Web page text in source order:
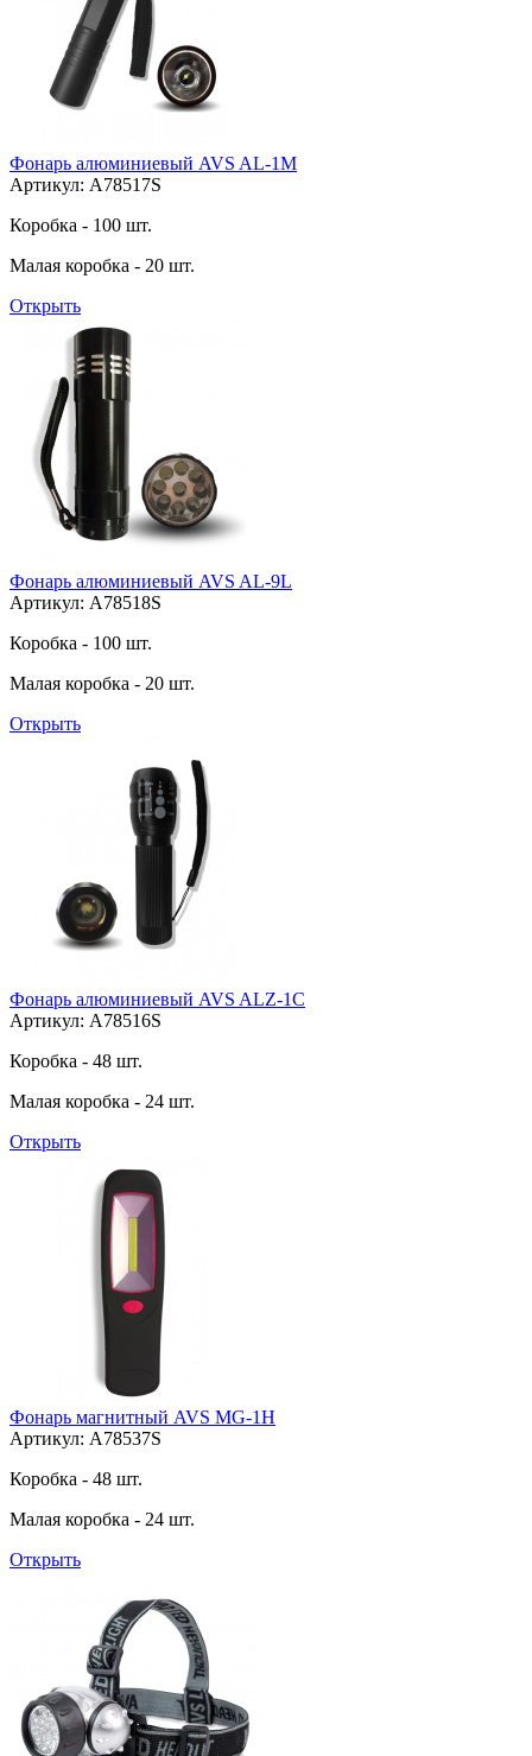
Фонарь алюминиевый AVS AL-1M
Артикул: A78517S
Коробка - 100 шт.
Малая коробка - 20 шт.
Открыть
Фонарь алюминиевый AVS AL-9L
Артикул: A78518S
Коробка - 100 шт.
Малая коробка - 20 шт.
Открыть
Фонарь алюминиевый AVS ALZ-1C
Артикул: A78516S
Коробка - 48 шт.
Малая коробка - 24 шт.
Открыть
Фонарь магнитный AVS MG-1H
Артикул: A78537S
Коробка - 48 шт.
Малая коробка - 24 шт.
Открыть